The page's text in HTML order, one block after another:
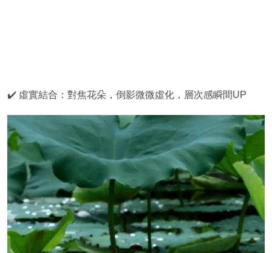
✔️ 虛實結合：對焦花朵，倒影微微虛化，層次感瞬間UP